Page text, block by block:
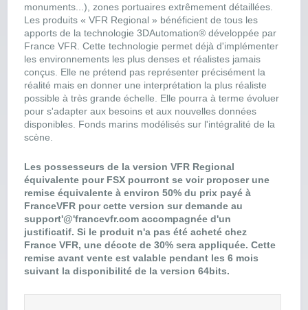
monuments...), zones portuaires extrêmement détaillées.
Les produits « VFR Regional » bénéficient de tous les
apports de la technologie 3DAutomation® développée par
France VFR. Cette technologie permet déjà d'implémenter
les environnements les plus denses et réalistes jamais
conçus. Elle ne prétend pas représenter précisément la
réalité mais en donner une interprétation la plus réaliste
possible à très grande échelle. Elle pourra à terme évoluer
pour s'adapter aux besoins et aux nouvelles données
disponibles. Fonds marins modélisés sur l'intégralité de la
scène.
Les possesseurs de la version VFR Regional
équivalente pour FSX pourront se voir proposer une
remise équivalente à environ 50% du prix payé à
FranceVFR pour cette version sur demande au
support'@'francevfr.com accompagnée d'un
justificatif. Si le produit n'a pas été acheté chez
France VFR, une décote de 30% sera appliquée. Cette
remise avant vente est valable pendant les 6 mois
suivant la disponibilité de la version 64bits.